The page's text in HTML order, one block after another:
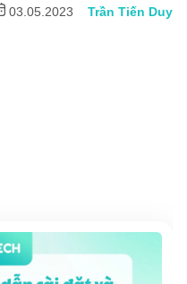
03.05.2023 Trần Tiến Duy